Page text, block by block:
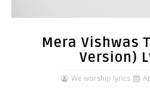
Mera Vishwas
Version)
We worship lyrics